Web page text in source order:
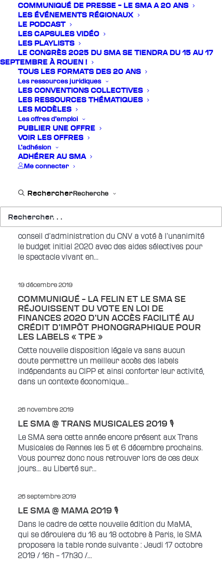
COMMUNIQUÉ DE PRESSE – LE SMA A 20 ANS
LES ÉVÉNEMENTS RÉGIONAUX
LE PODCAST
LES CAPSULES VIDÉO
LES PLAYLISTS
LE CONGRÈS 2025 DU SMA SE TIENDRA DU 15 AU 17
SEPTEMBRE À ROUEN !
TOUS LES FORMATS DES 20 ANS
Les ressources juridiques
LES CONVENTIONS COLLECTIVES
LES RESSOURCES THÉMATIQUES
LES MODÈLES
Les offres d’emploi
PUBLIER UNE OFFRE
VOIR LES OFFRES
L’adhésion
ADHÉRER AU SMA
Me connecter
Recherche
retrouver lors de ces deux jours : Le mercredi 22
janvier : A 16h30 - Salle 300 :…
3 janvier 2020
COMMUNIQUÉ SMA / PRODISS –
REMBOURSEMENT DES FRAIS DE POLICE
ET DE GENDARMERIE : UNE ANNULATION
TRÈS PARTIALE POUR LE SPECTACLE
Le Conseil d’État a prononcé, par un arrêt inédit du
31 décembre 2019, l’annulation partielle de
l’instruction du 15 mai 2018 relative au
remboursement par les événements…
24 décembre 2019
CNM, LE CA DU CNV VOTE UNE HAUSSE
"Ce vendredi 20 décembre, dans cette lignée, le
conseil d’administration du CNV a voté à l’unanimité
le budget initial 2020 avec des aides sélectives pour
le spectacle vivant en…
19 décembre 2019
COMMUNIQUÉ – LA FELIN ET LE SMA SE
RÉJOUISSENT DU VOTE EN LOI DE
FINANCES 2020 D’UN ACCÈS FACILITÉ AU
CRÉDIT D’IMPÔT PHONOGRAPHIQUE POUR
LES LABELS « TPE »
Cette nouvelle disposition légale va sans aucun
doute permettre un meilleur accès des labels
indépendants au CIPP et ainsi conforter leur activité,
dans un contexte économique…
26 novembre 2019
LE SMA @ TRANS MUSICALES 2019 🎙
Le SMA sera cette année encore présent aux Trans
Musicales de Rennes les 5 et 6 décembre prochains.
Vous pourrez donc nous retrouver lors de ces deux
jours... au Liberté sur…
26 septembre 2019
LE SMA @ MAMA 2019 🎙
Dans le cadre de cette nouvelle édition du MaMA,
qui se déroulera du 16 au 18 octobre à Paris, le SMA
proposera la table ronde suivante : Jeudi 17 octobre
2019 / 16h – 17h30 /…